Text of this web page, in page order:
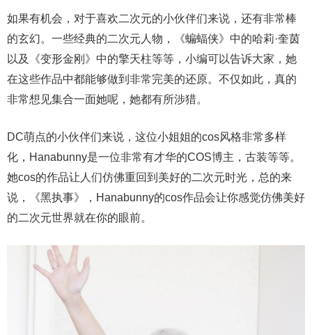
如果有机会，对于喜欢二次元的小伙伴们来说，还有非常棒
的玄幻。一些经典的二次元人物，《蝙蝠侠》中的哈莉·奎茵
以及《变形金刚》中的擎天柱等等，小编可以告诉大家，她
在这些作品中都能够做到非常完美的还原。不仅如此，真的
非常想见集合一面她呢，她都有所涉猎。
DC萌点的小伙伴们来说，这位小姐姐的cos风格非常多样
化，Hanabunny是一位非常有才华的COS博主，古装等等。
她cos的作品让人们仿佛重回到美好的二次元时光，总的来
说，《黑执事》，Hanabunny的cos作品会让你感觉仿佛美好
的二次元世界就在你的眼前。